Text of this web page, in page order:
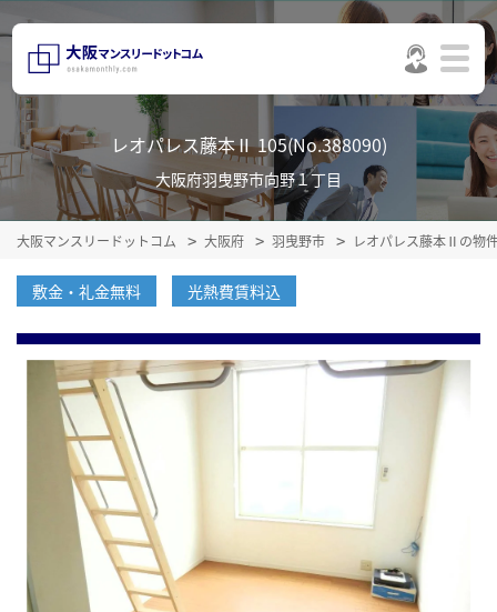
レオパレス藤本Ⅱ 105(No.388090)
大阪府羽曳野市向野１丁目
大阪マンスリードットコム 大阪府 羽曳野市 レオパレス藤本Ⅱの物
敷金・礼金無料 光熱費賃料込